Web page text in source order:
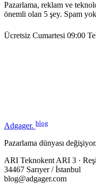
Pazarlama, reklam ve
önemli olan 5 şey. Spam
Ücretsiz Cumartesi 09:00
Adgager. blog
Pazarlama dünyası
ARI Teknokent ARI 3 ·
34467 Sarıyer / İstanbul
blog@adgager.com